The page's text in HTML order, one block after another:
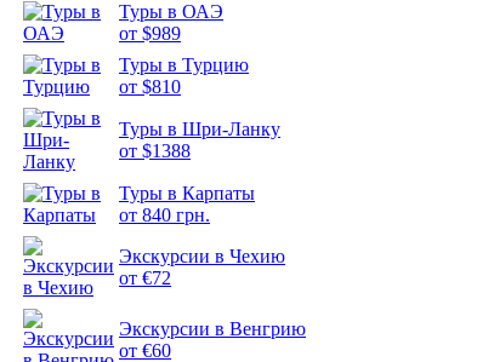
Туры в ОАЭ
от $989
Туры в Турцию
от $810
Туры в Шри-Ланку
от $1388
Туры в Карпаты
от 840 грн.
Экскурсии в Чехию
от €72
Экскурсии в Венгрию
от €60